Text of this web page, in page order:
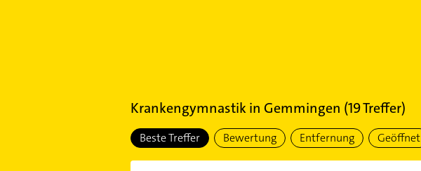
Krankengymnastikin Gemmingen (19Treffer)
Beste Treffer Bewertung Entfernung Geöffnet